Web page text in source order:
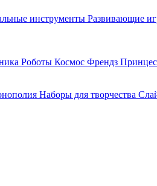
инструменты Развивающие
Роботы Космос Френдз
Наборы для творчества